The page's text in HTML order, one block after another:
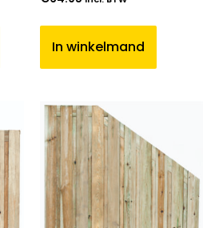
In winkelmand